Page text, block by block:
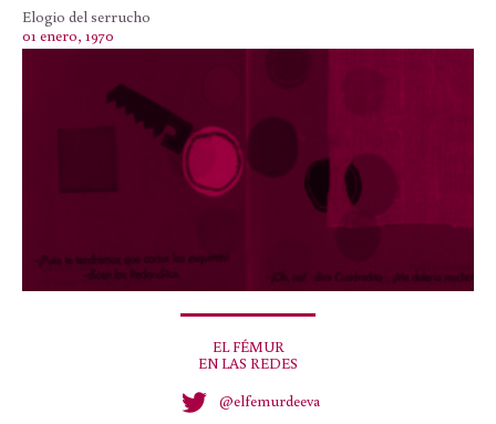
Elogio del serrucho
01 enero, 1970
EL FÉMUR
EN LAS REDES
@elfemurdeeva